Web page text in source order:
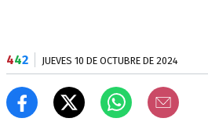
442 JUEVES 10 DE OCTUBRE DE 2024